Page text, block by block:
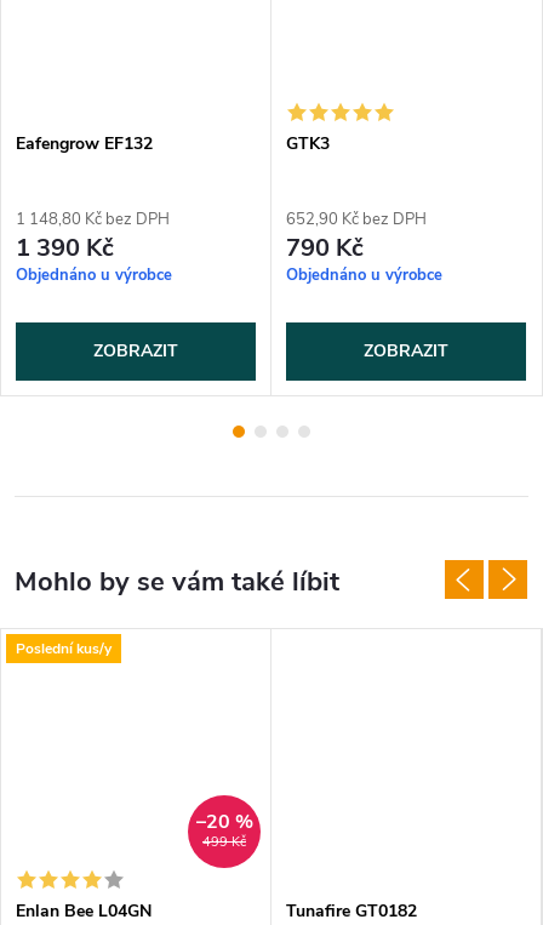
Eafengrow EF132
1 148,80 Kč bez DPH
1 390 Kč
Objednáno u výrobce
ZOBRAZIT
GTK3
652,90 Kč bez DPH
790 Kč
Objednáno u výrobce
ZOBRAZIT
Poslední kus/y
499 Kč
–20 %
Enlan Bee L04GN Tunafire GT0182